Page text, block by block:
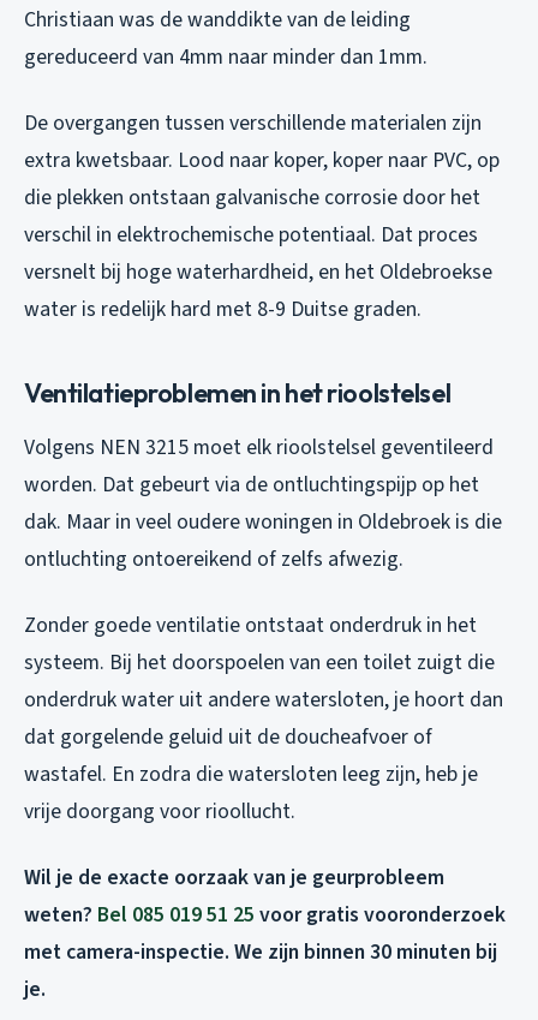
Christiaan was de wanddikte van de leiding
gereduceerd van 4mm naar minder dan 1mm.
De overgangen tussen verschillende materialen zijn
extra kwetsbaar. Lood naar koper, koper naar PVC, op
die plekken ontstaan galvanische corrosie door het
verschil in elektrochemische potentiaal. Dat proces
versnelt bij hoge waterhardheid, en het Oldebroekse
water is redelijk hard met 8-9 Duitse graden.
Ventilatieproblemen in het rioolstelsel
Volgens NEN 3215 moet elk rioolstelsel geventileerd
worden. Dat gebeurt via de ontluchtingspijp op het
dak. Maar in veel oudere woningen in Oldebroek is die
ontluchting ontoereikend of zelfs afwezig.
Zonder goede ventilatie ontstaat onderdruk in het
systeem. Bij het doorspoelen van een toilet zuigt die
onderdruk water uit andere watersloten, je hoort dan
dat gorgelende geluid uit de doucheafvoer of
wastafel. En zodra die watersloten leeg zijn, heb je
vrije doorgang voor rioollucht.
Wil je de exacte oorzaak van je geurprobleem
weten? Bel 085 019 51 25 voor gratis vooronderzoek
met camera-inspectie. We zijn binnen 30 minuten bij
je.